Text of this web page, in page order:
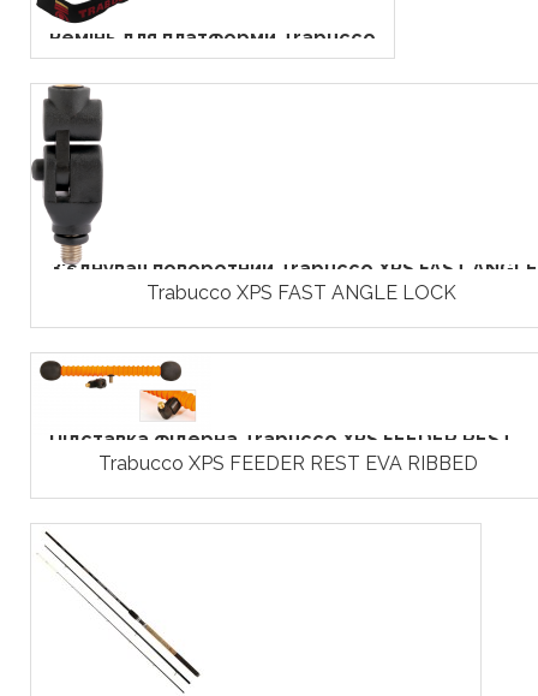
Ремінь для платформи Trabucco
З'єднувач поворотний Trabucco XPS FAST
Trabucco XPS FAST ANGLE LOCK
Підставка фідерна Trabucco XPS FEEDER REST...
Trabucco XPS FEEDER REST EVA RIBBED